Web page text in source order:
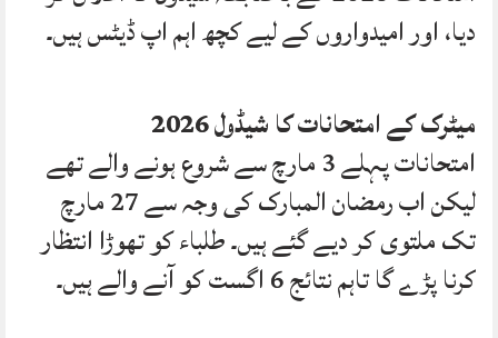
دیا، اور امیدواروں کے لیے کچھ اہم اپ ڈیٹس ہیں۔
میٹرک کے امتحانات کا شیڈول 2026
امتحانات پہلے 3 مارچ سے شروع ہونے والے تھے
لیکن اب رمضان المبارک کی وجہ سے 27 مارچ
تک ملتوی کر دیے گئے ہیں۔ طلباء کو تھوڑا انتظار
کرنا پڑے گا تاہم نتائج 6 اگست کو آنے والے ہیں۔